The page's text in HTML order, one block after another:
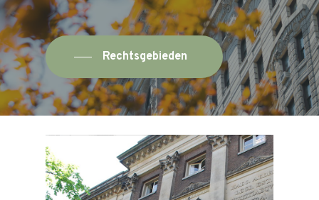
Rechtsgebieden